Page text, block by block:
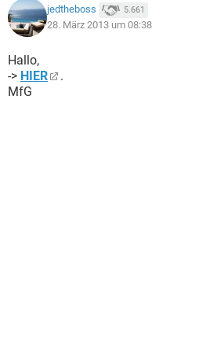
jedtheboss 5.661
28. März 2013 um 08:38
Hallo,
-> HIER
.
MfG